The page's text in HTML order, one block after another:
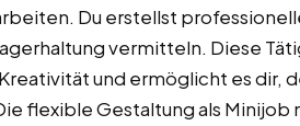
Du erstellst
vermitteln. Diese
und ermöglicht es dir,
flexible Gestaltung als Minijob